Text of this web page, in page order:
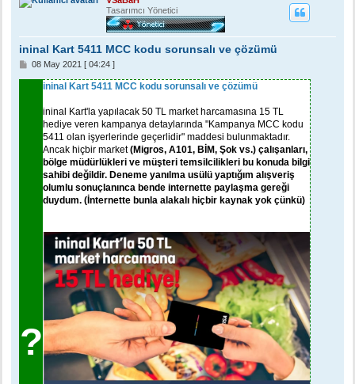
Tasarımcı Yönetici
ininal Kart 5411 MCC kodu sorunsalı ve çözümü
M
08 May 2021 [ 04:24 ]
?
ininal Kart 5411 MCC kodu sorunsalı ve çözümü
ininal Kart'la yapılacak 50 TL market harcamasına 15 TL
hediye veren kampanya detaylarında "Kampanya MCC kodu
5411 olan işyerlerinde geçerlidir" maddesi bulunmaktadır.
Ancak hiçbir market(Migros, A101, BİM, Şok vs.) çalışanları,
bölge müdürlükleri ve müşteri temsilcilikleri bu konuda bilgi
sahibi değildir. Deneme yanılma usülü yaptığım alışveriş
olumlu sonuçlanınca bende internette paylaşma gereği
duydum. (İnternette bunla alakalı hiçbir kaynak yok çünkü)